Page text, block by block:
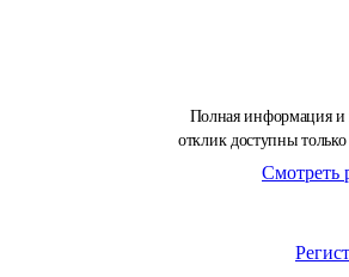
Полная информация и
отклик доступны
Смотреть